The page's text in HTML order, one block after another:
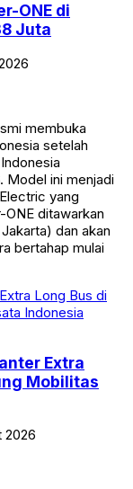
ONE di
Juta
membuka
setelah
Model ini menjadi
yang
ONE ditawarkan
dan akan
bertahap mulai
Extra
Mobilitas
2026